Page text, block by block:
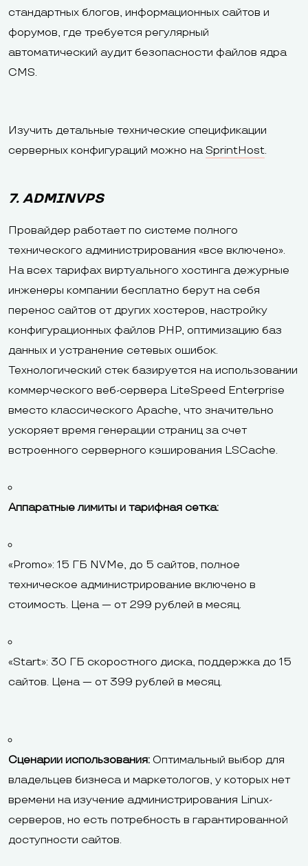
стандартных блогов, информационных сайтов и
форумов, где требуется регулярный
автоматический аудит безопасности файлов ядра
CMS.
Изучить детальные технические спецификации
серверных конфигураций можно на SprintHost.
7. ADMINVPS
Провайдер работает по системе полного
технического администрирования «все включено».
На всех тарифах виртуального хостинга дежурные
инженеры компании бесплатно берут на себя
перенос сайтов от других хостеров, настройку
конфигурационных файлов PHP, оптимизацию баз
данных и устранение сетевых ошибок.
Технологический стек базируется на использовании
коммерческого веб-сервера LiteSpeed Enterprise
вместо классического Apache, что значительно
ускоряет время генерации страниц за счет
встроенного серверного кэширования LSCache.
Аппаратные лимиты и тарифная сетка:
«Promo»: 15 ГБ NVMe, до 5 сайтов, полное
техническое администрирование включено в
стоимость. Цена — от 299 рублей в месяц.
«Start»: 30 ГБ скоростного диска, поддержка до 15
сайтов. Цена — от 399 рублей в месяц.
Сценарии использования: Оптимальный выбор для
владельцев бизнеса и маркетологов, у которых нет
времени на изучение администрирования Linux-
серверов, но есть потребность в гарантированной
доступности сайтов.